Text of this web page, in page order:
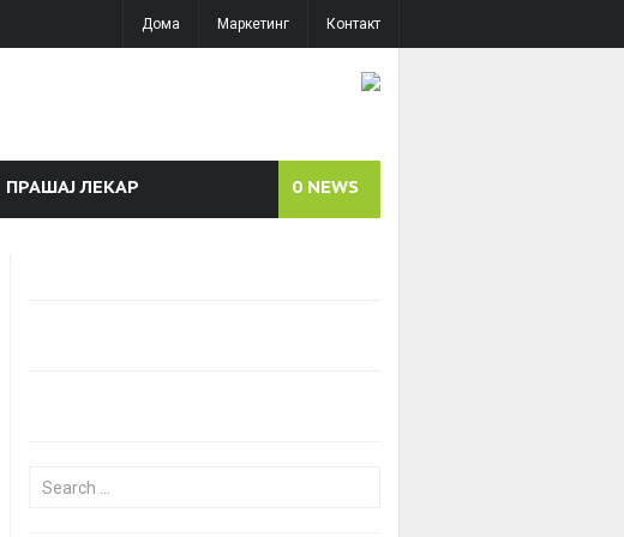
Дома Маркетинг Контакт
ПРАШАЈ ЛЕКАР 0 NEWS
Search for: